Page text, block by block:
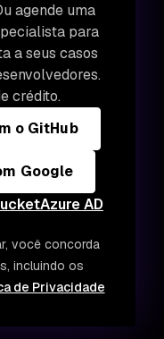
agende uma
para
a seus casos
crédito.
o GitHub
Google
Azure AD
você concorda
incluindo os
de Privacidade